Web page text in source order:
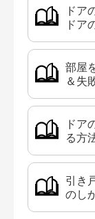
ドア
ドア
部屋
＆失
ドア
る方
引き
のし